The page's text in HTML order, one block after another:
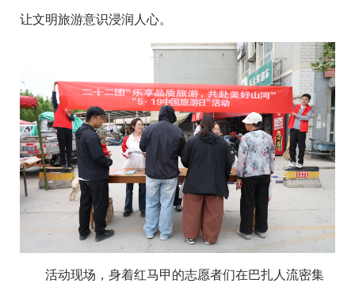
让文明旅游意识浸润人心。
活动现场，身着红马甲的志愿者们在巴扎人流密集